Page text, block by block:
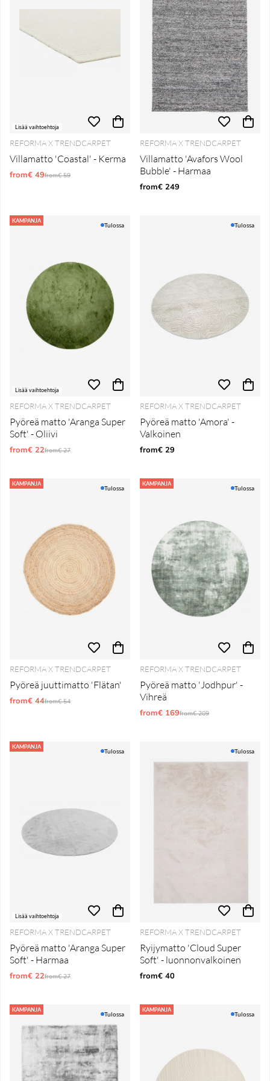
Lisää vaihtoehtoja
REFORMA X TRENDCARPET
Villamatto 'Coastal' - Kerma
from€ 49Normaali hinta
from€ 59
REFORMA X TRENDCARPET
Villamatto 'Avafors Wool
Bubble' - Harmaa
from€ 249
KAMPANJA
Lisää vaihtoehtoja
Tulossa
REFORMA X TRENDCARPET
Pyöreä matto 'Aranga Super
Soft' - Oliivi
from€ 22Normaali hinta
from€ 27
Tulossa
REFORMA X TRENDCARPET
Pyöreä matto 'Amora' -
Valkoinen
from€ 29
KAMPANJA
Tulossa
REFORMA X TRENDCARPET
Pyöreä juuttimatto 'Flätan'
from€ 44Normaali hinta
from€ 54
KAMPANJA
Tulossa
REFORMA X TRENDCARPET
Pyöreä matto 'Jodhpur' -
Vihreä
from€ 169Normaali hinta
from€ 209
KAMPANJA
Lisää vaihtoehtoja
Tulossa
REFORMA X TRENDCARPET
Pyöreä matto 'Aranga Super
Soft' - Harmaa
from€ 22Normaali hinta
from€ 27
Tulossa
REFORMA X TRENDCARPET
Ryijymatto 'Cloud Super
Soft' - luonnonvalkoinen
from€ 40
KAMPANJA
Tulossa
KAMPANJA
Tulossa